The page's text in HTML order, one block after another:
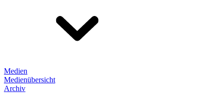
Medien
Medienübersicht
Archiv